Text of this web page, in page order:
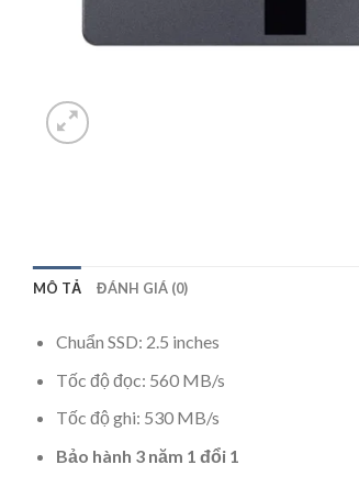
MÔ TẢ ĐÁNH GIÁ (0)
Chuẩn SSD: 2.5 inches
Tốc độ đọc: 560 MB/s
Tốc độ ghi: 530 MB/s
Bảo hành 3 năm 1 đổi 1